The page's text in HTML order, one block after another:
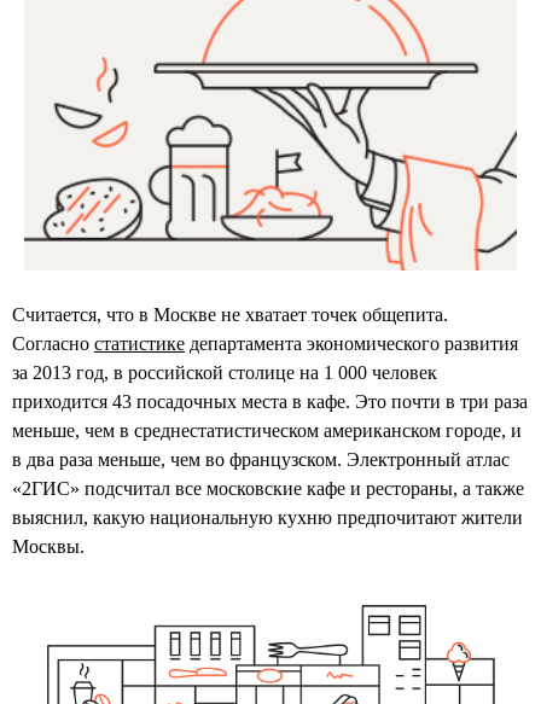
Считается, что в Москве не хватает точек общепита.
Согласно статистике департамента экономического развития
за 2013 год, в российской столице на 1 000 человек
приходится 43 посадочных места в кафе. Это почти в три раза
меньше, чем в среднестатистическом американском городе, и
в два раза меньше, чем во французском. Электронный атлас
«2ГИС» подсчитал все московские кафе и рестораны, а также
выяснил, какую национальную кухню предпочитают жители
Москвы.